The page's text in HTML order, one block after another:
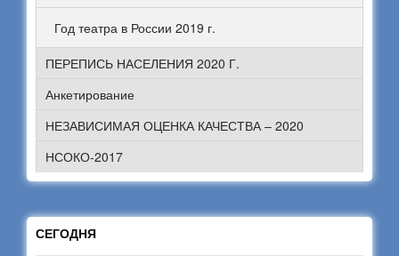
Год театра в России 2019 г.
ПЕРЕПИСЬ НАСЕЛЕНИЯ 2020 Г.
Анкетирование
НЕЗАВИСИМАЯ ОЦЕНКА КАЧЕСТВА – 2020
НСОКО-2017
СЕГОДНЯ